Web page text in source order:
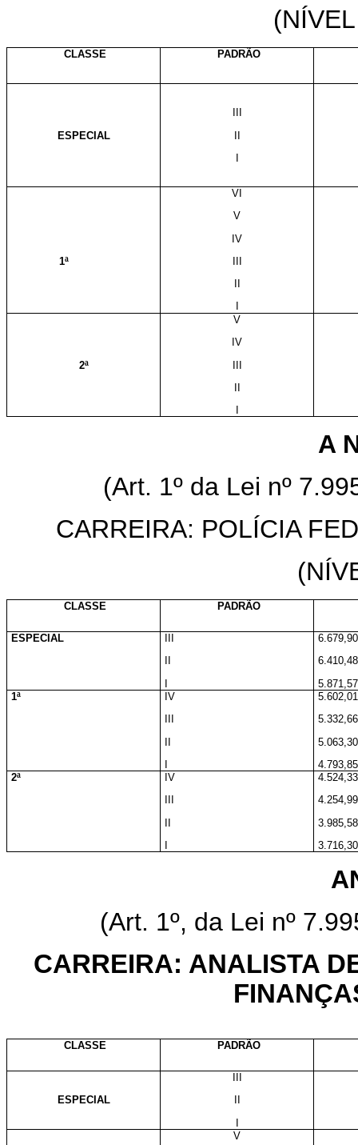
CLASSE PADRÃO
ESPECIAL
II
1ª
VI
V
IV
2ª
V
IV
III
A
(Art. 1º da Lei nº
CARREIRA: POLÍCIA
CLASSE PADRÃO
ESPECIAL
I
6.679,90
6.410,48
5.871,57
1ª
IV
II
5.602,01
5.332,66
5.063,30
4.793,85
2ª
IV
II
4.524,33
4.254,99
3.985,58
3.716,30
(Art. 1º, da Lei nº
CARREIRA: ANALISTA
CLASSE PADRÃO
ESPECIAL
I
V